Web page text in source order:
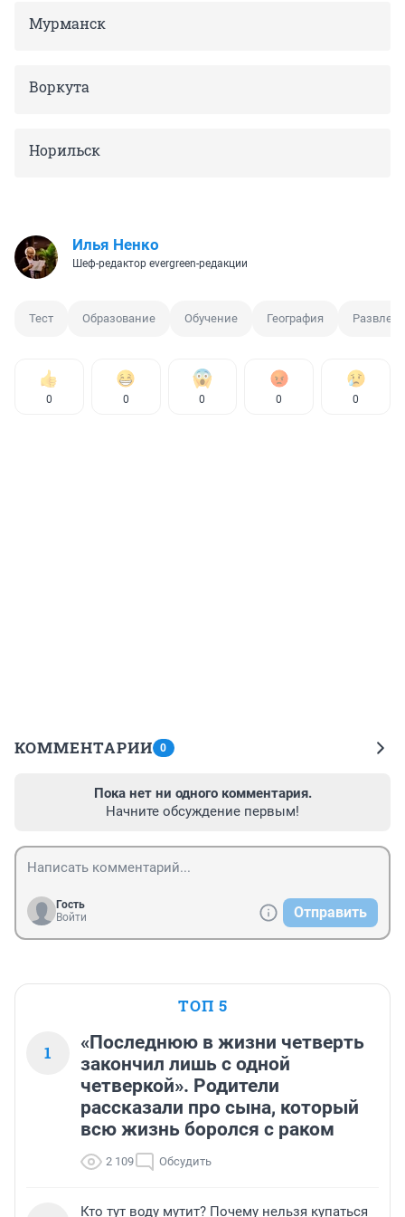
Мурманск
Воркута
Норильск
Илья Ненко
Шеф-редактор evergreen-редакции
Тест Образование Обучение География
0 0 0 0 0
КОММЕНТАРИИ 0
Пока нет ни одного комментария.
Начните обсуждение первым!
Гость
Войти
Отправить
ТОП 5
1
«Последнюю в жизни четверть
закончил лишь с одной
четверкой». Родители
рассказали про сына, который
всю жизнь боролся с раком
2 109 Обсудить
Кто тут воду мутит? Почему нельзя купаться